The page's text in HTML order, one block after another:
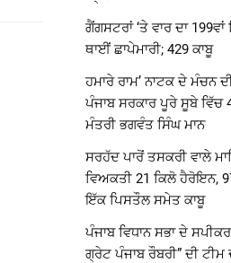
ਗੈਂਗਸਟਰਾਂ ‘ਤੇ ਵਾਰ ਦਾ
ਥਾਈਂ ਛਾਪੇਮਾਰੀ; 429 ਕਾਬੂ
ਹਮਾਰੇ ਰਾਮ’ ਨਾਟਕ ਦੇ ਮੰਚਨ
ਪੰਜਾਬ ਸਰਕਾਰ ਪੂਰੇ ਸੂਬੇ ਵਿੱਚ
ਮੰਤਰੀ ਭਗਵੰਤ ਸਿੰਘ ਮਾਨ
ਸਰਹੱਦ ਪਾਰੋਂ ਤਸਕਰੀ ਵਾਲੇ
ਵਿਅਕਤੀ 21 ਕਿਲੋ
ਇੱਕ ਪਿਸਤੌਲ ਸਮੇਤ ਕਾਬੂ
ਪੰਜਾਬ ਵਿਧਾਨ ਸਭਾ ਦੇ
ਗ੍ਰੇਟ ਪੰਜਾਬ ਰੌਬਰੀ” ਦੀ ਟੀਮ